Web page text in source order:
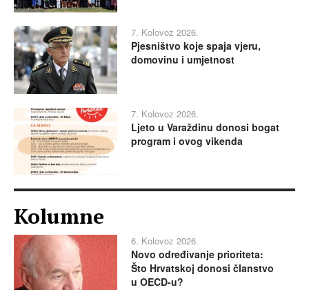
7. Kolovoz 2026.
Pjesništvo koje spaja vjeru,
domovinu i umjetnost
7. Kolovoz 2026.
Ljeto u Varaždinu donosi bogat
program i ovog vikenda
Kolumne
6. Kolovoz 2026.
Novo određivanje prioriteta:
Što Hrvatskoj donosi članstvo
u OECD-u?